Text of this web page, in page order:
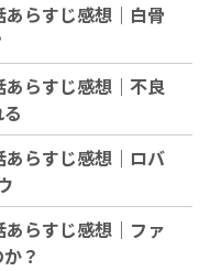
らすじ感想｜白骨
らすじ感想｜不良
らすじ感想｜ロバ
らすじ感想｜ファ
？